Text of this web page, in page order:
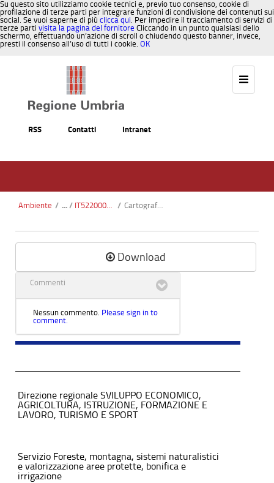
Su questo sito utilizziamo cookie tecnici e, previo tuo consenso, cookie di
profilazione di terze parti per integrare funzioni di condivisione dei contenuti sui
social. Se vuoi saperne di più clicca qui. Per impedire il tracciamento di servizi di
terze parti visita la pagina del fornitore Cliccando in un punto qualsiasi dello
schermo, effettuando un’azione di scroll o chiudendo questo banner, invece,
presti il consenso all’uso di tutti i cookie. OK
RSS Contatti Intranet
Ambiente / IT5220004 - Boschi di Prodo - Corbara / Cartografia_ortofoto2.pdf
Download
Commenti
Nessun commento. Please sign in to
comment.
Direzione regionale SVILUPPO ECONOMICO,
AGRICOLTURA, ISTRUZIONE, FORMAZIONE E
LAVORO, TURISMO E SPORT
Servizio Foreste, montagna, sistemi naturalistici
e valorizzazione aree protette, bonifica e
irrigazione